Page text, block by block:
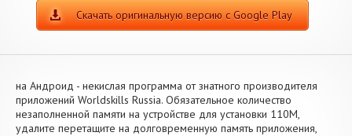
Скачать оригинальную версию с Google Play
на Андроид - некислая программа от знатного производителя
приложений Worldskills Russia. Обязательное количество
незаполненной памяти на устройстве для установки 110M,
удалите перетащите на долговременную память приложения,